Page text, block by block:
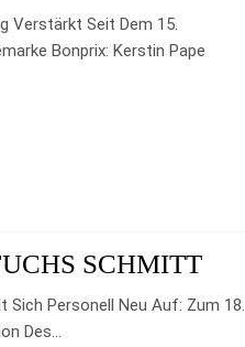
Verstärkt Seit Dem 15.
Bonprix: Kerstin Pape
SCHMITT
Personell Neu Auf: Zum 18.
Des…